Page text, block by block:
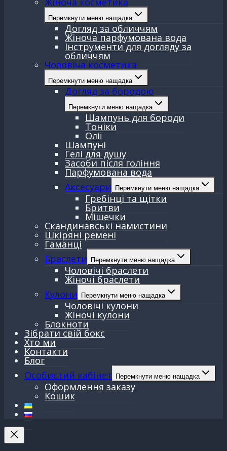
Перемкнути меню нащадка
Догляд за обличчям
Жіноча парфумована вода
Інструменти для догляду за
обличчям
Чоловіча косметика
Перемкнути меню нащадка
Догляд за бородою
Перемкнути меню нащадка
Шампунь для бороди
Тоніки
Олії
Шампуні
Гелі для душу
Засоби після гоління
Парфумована вода
Аксесуари
Перемкнути меню нащадка
Гребінці та щітки
Бритви
Мішечки
Скандинавські намистини
Шкіряні ремені
Гаманці
Браслети
Перемкнути меню нащадка
Чоловічі браслети
Жіночі браслети
Кулони
Перемкнути меню нащадка
Чоловічі кулони
Жіночі кулони
Блокноти
Зібрати свій бокс
Хто ми
Контакти
Блог
Особистий кабінет
Перемкнути меню нащадка
Оформлення заказу
Кошик